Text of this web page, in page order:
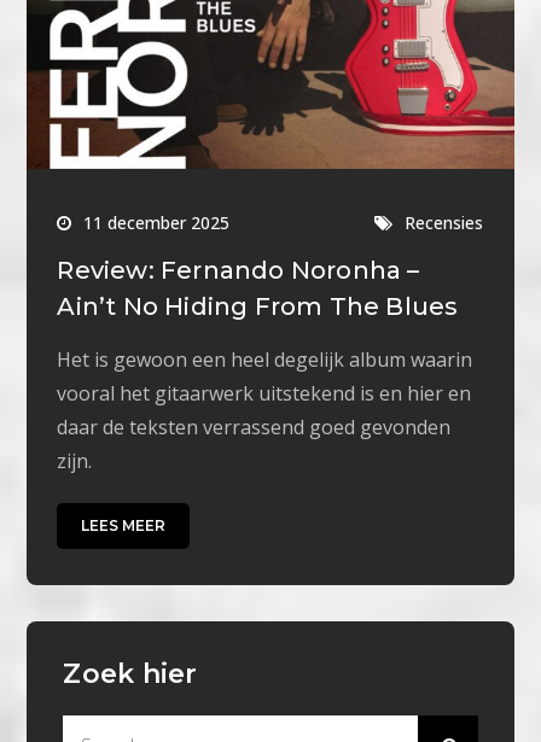
11 december 2025 Recensies
Review: Fernando Noronha –
Ain’t No Hiding From The Blues
Het is gewoon een heel degelijk album waarin
vooral het gitaarwerk uitstekend is en hier en
daar de teksten verrassend goed gevonden
zijn.
LEES MEER
Zoek hier